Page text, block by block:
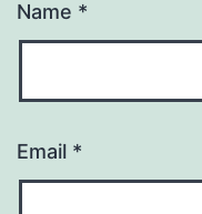
Name *
Email *